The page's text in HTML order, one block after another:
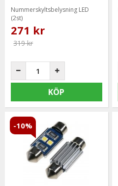
Nummerskyltsbelysning LED
(2st)
271 kr
319 kr
KÖP
-10%